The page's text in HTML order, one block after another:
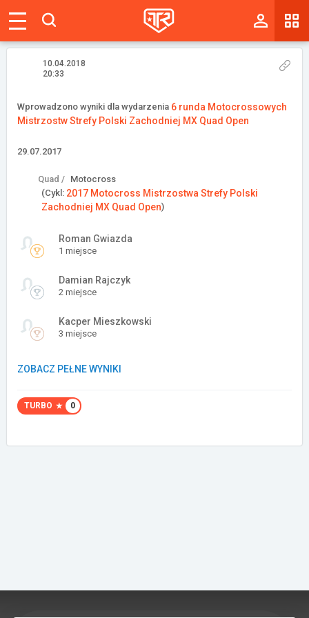
Tablica
Blogi
Galerie
Wydarzenia
Ranking
Zaloguj się
Załóż konto
10.04.2018
20:33
Wprowadzono wyniki dla wydarzenia 6 runda Motocrossowych
Mistrzostw Strefy Polski Zachodniej MX Quad Open
29.07.2017
Quad / Motocross
(Cykl: 2017 Motocross Mistrzostwa Strefy Polski
Zachodniej MX Quad Open)
Roman Gwiazda
1 miejsce
Damian Rajczyk
2 miejsce
Kacper Mieszkowski
3 miejsce
ZOBACZ PEŁNE WYNIKI
TURBO 0